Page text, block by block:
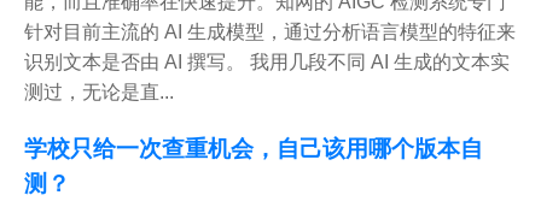
针对目前主流的 AI 生成模型，通过分析语言模型的特征来
识别文本是否由 AI 撰写。 我用几段不同 AI 生成的文本实
测过，无论是直...
学校只给一次查重机会，自己该用哪个版本自
测？